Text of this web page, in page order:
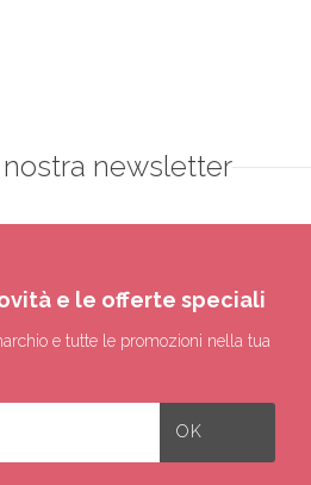
newsletter
e le offerte speciali
e tutte le promozioni nella tua